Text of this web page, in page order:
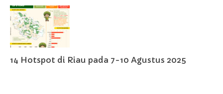
14 Hotspot di Riau pada 7-10 Agustus 2025